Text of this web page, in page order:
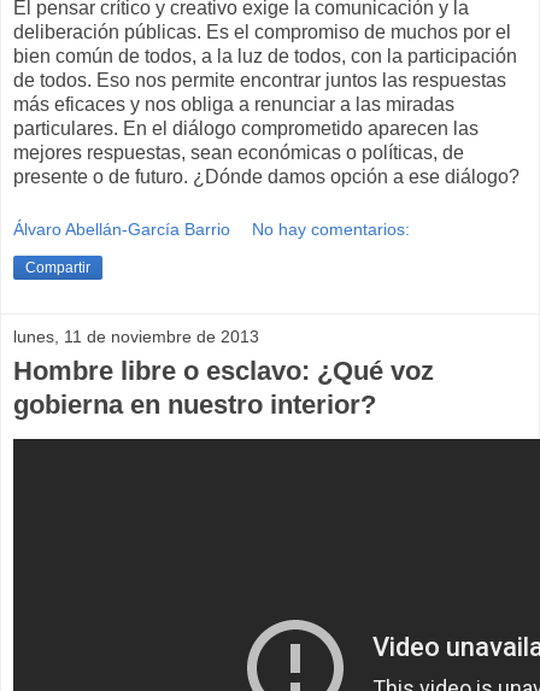
El pensar crítico y creativo exige la comunicación y la
deliberación públicas. Es el compromiso de muchos por el
bien común de todos, a la luz de todos, con la participación
de todos. Eso nos permite encontrar juntos las respuestas
más eficaces y nos obliga a renunciar a las miradas
particulares. En el diálogo comprometido aparecen las
mejores respuestas, sean económicas o políticas, de
presente o de futuro. ¿Dónde damos opción a ese diálogo?
Álvaro Abellán-García Barrio No hay comentarios:
Compartir
lunes, 11 de noviembre de 2013
Hombre libre o esclavo: ¿Qué voz
gobierna en nuestro interior?